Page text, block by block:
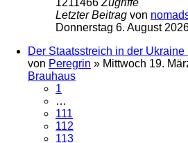
Letzter Beitrag von
Donnerstag 6. August
Der Staatsstreich in der
von Peregrin » Mittwoch 19.
Brauhaus
1
…
111
112
113